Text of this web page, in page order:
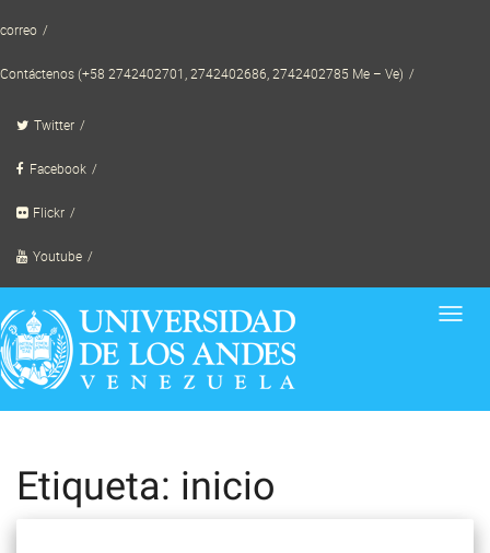
to
correo
Contáctenos (+58 2742402701, 2742402686, 2742402785 Me – Ve)
Twitter
Facebook
Flickr
Youtube
Etiqueta: inicio